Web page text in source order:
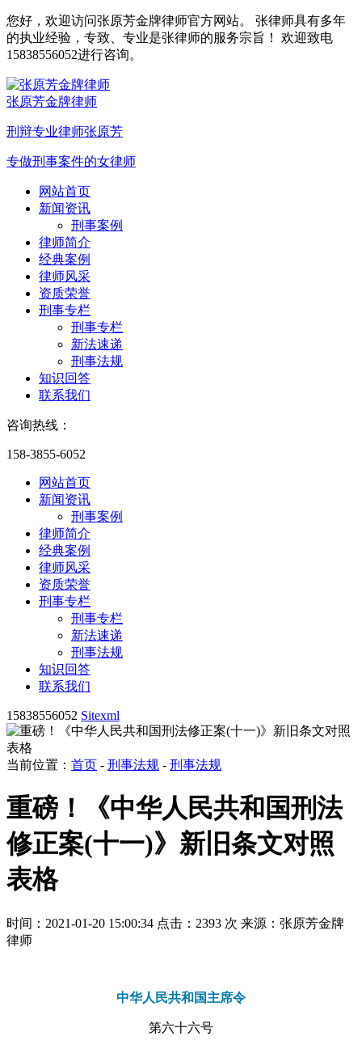
您好，欢迎访问张原芳金牌律师官方网站。 张律师具有多年
的执业经验，专致、专业是张律师的服务宗旨！ 欢迎致电
15838556052进行咨询。
张原芳金牌律师
刑辩专业律师张原芳
专做刑事案件的女律师
网站首页
新闻资讯
刑事案例
律师简介
经典案例
律师风采
资质荣誉
刑事专栏
刑事专栏
新法速递
刑事法规
知识回答
联系我们
咨询热线：
158-3855-6052
网站首页
新闻资讯
刑事案例
律师简介
经典案例
律师风采
资质荣誉
刑事专栏
刑事专栏
新法速递
刑事法规
知识回答
联系我们
15838556052 Sitexml
当前位置： 首页 - 刑事法规 - 刑事法规
重磅！《中华人民共和国刑法
修正案(十一)》新旧条文对照
表格
时间：2021-01-20 15:00:34 点击：2393 次 来源：张原芳金牌
律师
中华人民共和国主席令
第六十六号